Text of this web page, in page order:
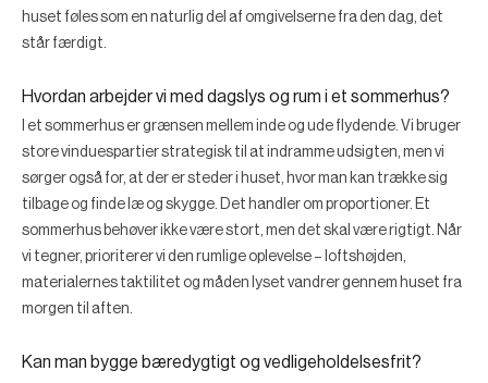
huset føles som en naturlig del af omgivelserne fra den dag, det
står færdigt.
Hvordan arbejder vi med dagslys og rum i et sommerhus?
I et sommerhus er grænsen mellem inde og ude flydende. Vi bruger
store vinduespartier strategisk til at indramme udsigten, men vi
sørger også for, at der er steder i huset, hvor man kan trække sig
tilbage og finde læ og skygge. Det handler om proportioner. Et
sommerhus behøver ikke være stort, men det skal være rigtigt. Når
vi tegner, prioriterer vi den rumlige oplevelse – loftshøjden,
materialernes taktilitet og måden lyset vandrer gennem huset fra
morgen til aften.
Kan man bygge bæredygtigt og vedligeholdelsesfrit?